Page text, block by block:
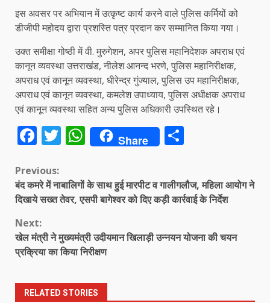
इस अवसर पर अभियान में उत्कृष्ट कार्य करने वाले पुलिस कर्मियों को
डीजीपी महोदय द्वारा प्रशस्ति पत्र प्रदान कर सम्मानित किया गया।
उक्त समीक्षा गोष्ठी में वी. मुरुगेशन, अपर पुलिस महानिदेशक अपराध एवं
कानून व्यवस्था उत्तराखंड, नीलेश आनन्द भरणे, पुलिस महानिरीक्षक,
अपराध एवं कानून व्यवस्था, धीरेन्द्र गुंज्याल, पुलिस उप महानिरीक्षक,
अपराध एवं कानून व्यवस्था, कमलेश उपाध्याय, पुलिस अधीक्षक अपराध
एवं कानून व्यवस्था सहित अन्य पुलिस अधिकारी उपस्थित रहे।
Facebook
Twitter
WhatsApp
Share
Continue
Reading
Previous:
बंद कमरे में नाबालिगों के साथ हुई मारपीट व गालीगलौज, महिला आयोग ने
दिखाये सख्त तेवर, एसपी बागेश्वर को दिए कड़ी कार्रवाई के निर्देश
Next:
खेल मंत्री ने मुख्यमंत्री उदीयमान खिलाड़ी उन्नयन योजना की चयन
प्रक्रिया का किया निरीक्षण
RELATED STORIES